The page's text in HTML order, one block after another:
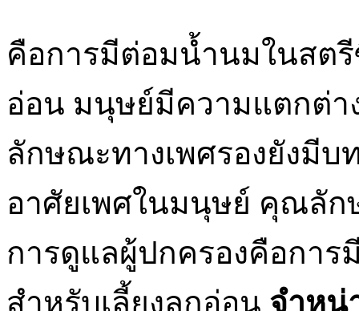
คือการมีต่อมน้ำนมในสต
อ่อน มนุษย์มีความแตกต่า
ลักษณะทางเพศรองยังมี
อาศัยเพศในมนุษย์ คุณลั
การดูแลผู้ปกครองคือกา
สำหรับเลี้ยงลูกอ่อน จำหน่